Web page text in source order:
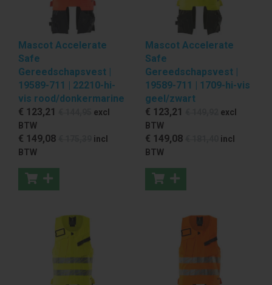
Mascot Accelerate
Safe
Gereedschapsvest |
19589-711 | 22210-hi-
vis rood/donkermarine
€ 123,21
excl
BTW
€ 149,08
incl
BTW
Mascot Accelerate
Safe
Gereedschapsvest |
19589-711 | 1709-hi-vis
geel/zwart
€ 123,21
excl
BTW
€ 149,08
incl
BTW